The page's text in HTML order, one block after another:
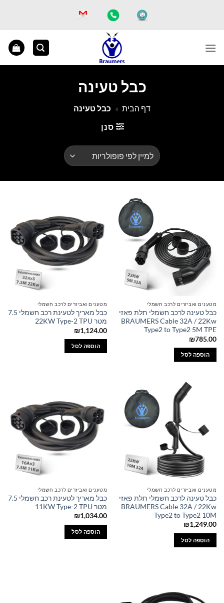
כבל טעינה
דף הבית » כבל טעינה
סנן
מטענים ואביזרים לרכב חשמלי
כבל טעינה לרכב חשמלי תלת פאזי
BRAUMERS Cable 32A / 22Kw
Type2 to Type2 5M TPE
₪785.00
הוספה לסל
מטענים ואביזרים לרכב חשמלי
כבל מאריך לטעינת רכב חשמלי 7.5
מטר 22KW Type-2 TPU
₪1,124.00
הוספה לסל
מטענים ואביזרים לרכב חשמלי
כבל טעינה לרכב חשמלי תלת פאזי
BRAUMERS Cable 32A / 22Kw
Type2 to Type2 10M
₪1,249.00
הוספה לסל
מטענים ואביזרים לרכב חשמלי
כבל מאריך לטעינת רכב חשמלי 7.5
מטר 11KW Type-2 TPU
₪1,034.00
הוספה לסל